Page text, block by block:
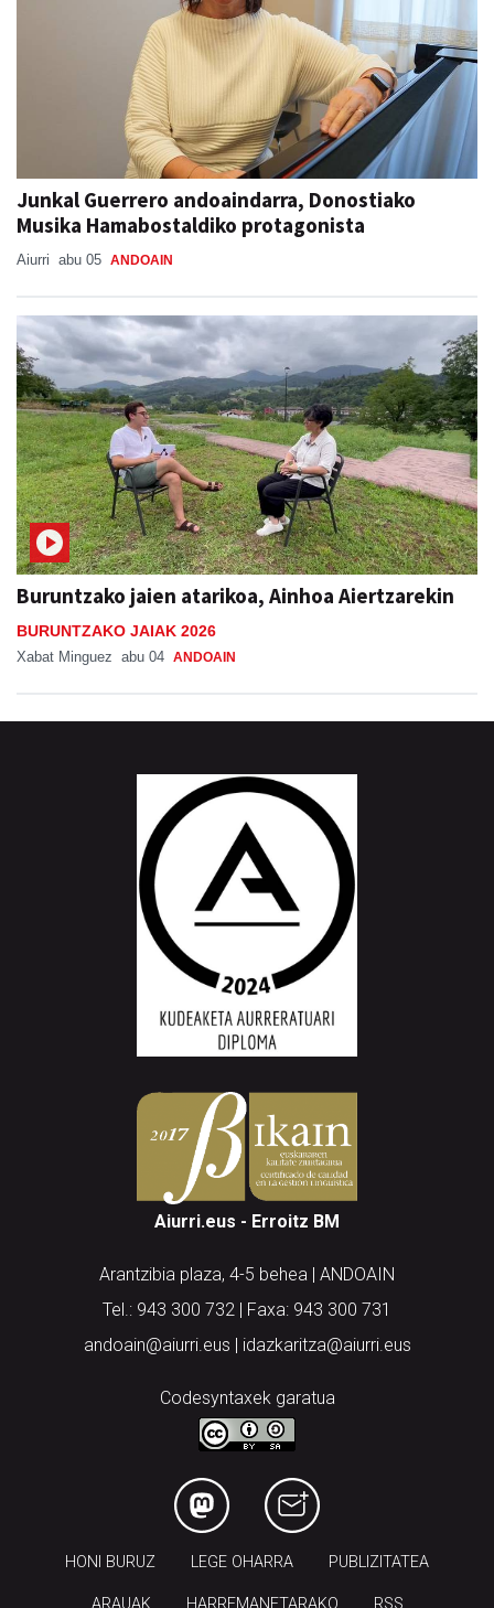
Junkal Guerrero andoaindarra, Donostiako
Musika Hamabostaldiko protagonista
Aiurri abu 05 ANDOAIN
Buruntzako jaien atarikoa, Ainhoa Aiertzarekin
BURUNTZAKO JAIAK 2026
Xabat Minguez abu 04 ANDOAIN
Aiurri.eus - Erroitz BM
Arantzibia plaza, 4-5 behea | ANDOAIN
Tel.: 943 300 732 | Faxa: 943 300 731
andoain@aiurri.eus | idazkaritza@aiurri.eus
Codesyntaxek garatua
HONI BURUZ LEGE OHARRA PUBLIZITATEA
ARAUAK HARREMANETARAKO RSS